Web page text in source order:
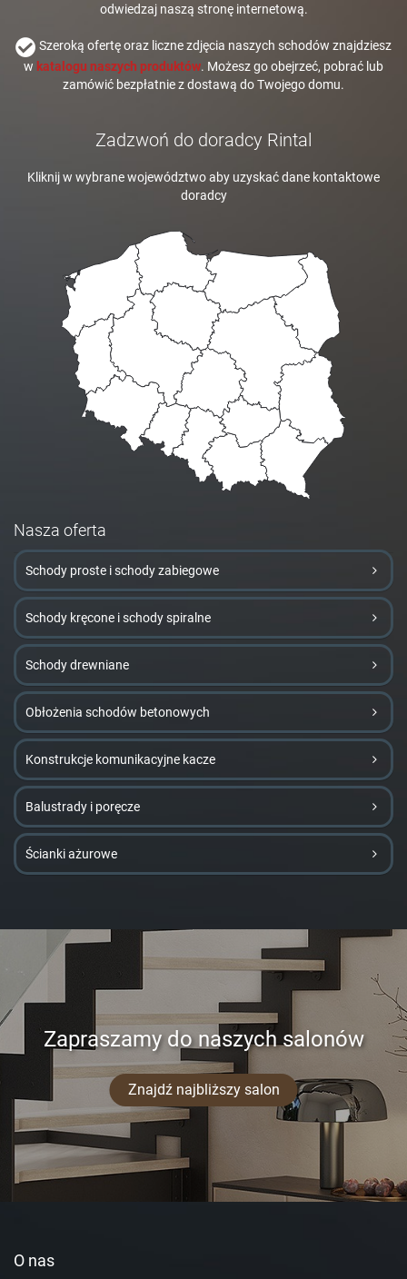
odwiedzaj naszą stronę internetową.
Szeroką ofertę oraz liczne zdjęcia naszych schodów znajdziesz
w katalogu naszych produktów. Możesz go obejrzeć, pobrać lub
zamówić bezpłatnie z dostawą do Twojego domu.
Zadzwoń do doradcy Rintal
Kliknij w wybrane województwo aby uzyskać dane kontaktowe
doradcy
Nasza oferta
Schody proste i schody zabiegowe
Schody kręcone i schody spiralne
Schody drewniane
Obłożenia schodów betonowych
Konstrukcje komunikacyjne kacze
Balustrady i poręcze
Ścianki ażurowe
Zapraszamy do naszych salonów
Znajdź najbliższy salon
O nas